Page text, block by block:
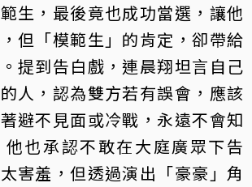
生，最後竟也成功當選，讓他
但「模範生」的肯定，卻帶給
提到告白戲，連晨翔坦言自己
人，認為雙方若有誤會，應該
避不見面或冷戰，永遠不會知
也承認不敢在大庭廣眾下告
害羞，但透過演出「豪豪」角